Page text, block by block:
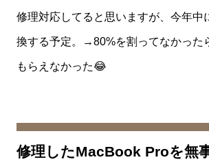
修理対応してると思いますが、今年中
換する予定。→80%を割ってなかった
もらえなかった😂
修理したMacBook Proを無